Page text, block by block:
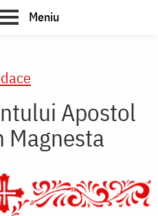
Meniu
Apostol
Magnesta